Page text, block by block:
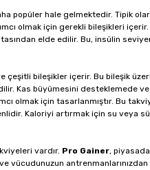
popüler hale gelmektedir. Tipik
olmak için gerekli bileşikleri
elde edilir. Bu, insülin
çeşitli bileşikler içerir. Bu bileşik
Kas büyümesini desteklemede
olmak için tasarlanmıştır. Bu
Kaloriyi artırmak için su veya
vardır. Pro Gainer,
antrenmanlarınızdan